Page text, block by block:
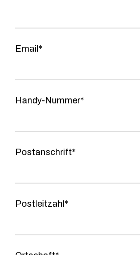
Email*
Handy-Nummer*
Postanschrift*
Postleitzahl*